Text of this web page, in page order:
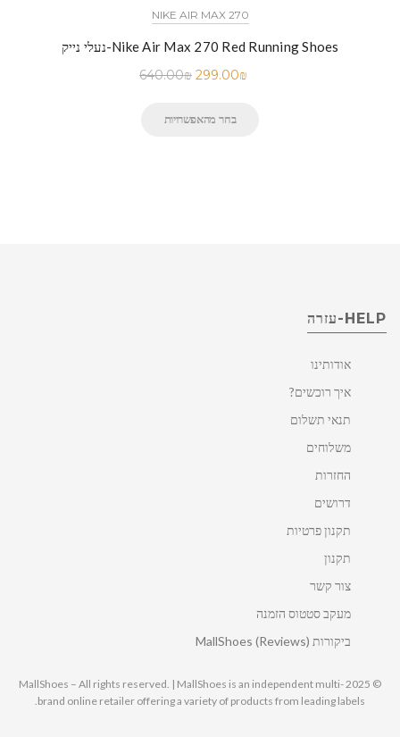
NIKE AIR MAX 270
נעלי נייק-Nike Air Max 270 Red Running Shoes
640.00₪ 299.00₪
בחר מהאפשרויות
HELP-עזרה
אודותינו
איך רוכשים?
תנאי תשלום
משלוחים
החזרות
דרושים
תקנון פרטיות
תקנון
צור קשר
מעקב סטטוס הזמנה
ביקורות MallShoes (Reviews)
© 2025 MallShoes – All rights reserved. | MallShoes is an independent multi-
brand online retailer offering a variety of products from leading labels.